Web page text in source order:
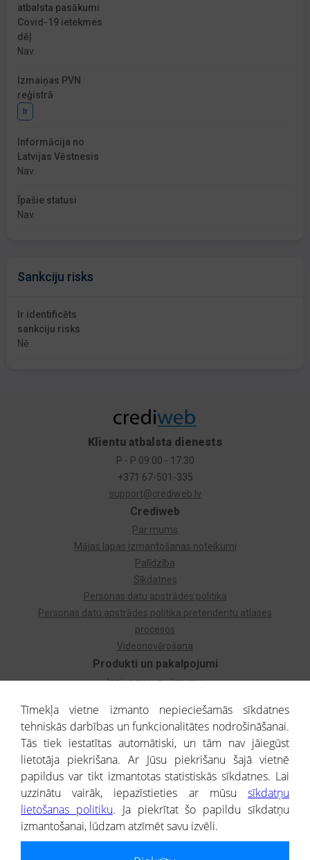
atbalsta pasākumi
Covid-19 ietekmes
dēļ
Nav
Izmaiņas PVN
reģistrā
Ir
Informācija no
Latvijas Vēstnesis
Nav
Īpašie statusi
Nav
Sankciju risks
Ir identificēts
sankciju risks
Nē
Produkti un pakalpojumi
Izziņa par uzņēmumu
Dzimtas koks
Uzņēmumu atlase
Monitorings
Kredītizziņa par ārvalstu uzņēmumiem
Crediweb
Par mums
Mājas lapas izmantošanas noteikumi
Palīdzība
Sīkdatnes
Personas datu apstrādes politika
Personas datu apstrādes politika pretendentu atlases
procesos
Videonovērošana
Klientu atbalsta dienests
P - P 09:00 - 17:30
+371 67-501-335
support@crediweb.lv
® CREDITREFORM Latvija
SIA
Tīmekļa vietne izmanto nepieciešamās sīkdatnes
tehniskās darbības un funkcionalitātes nodrošināšanai.
Tās tiek iestatītas automātiski, un tām nav jāiegūst
lietotāja piekrišana. Ar Jūsu piekrišanu šajā vietnē
papildus var tikt izmantotas statistiskās sīkdatnes. Lai
uzzinātu vairāk, iepazīstieties ar mūsu sīkdatņu
lietošanas politiku. Ja piekrītat šo papildu sīkdatņu
izmantošanai, lūdzam atzīmēt savu izvēli.